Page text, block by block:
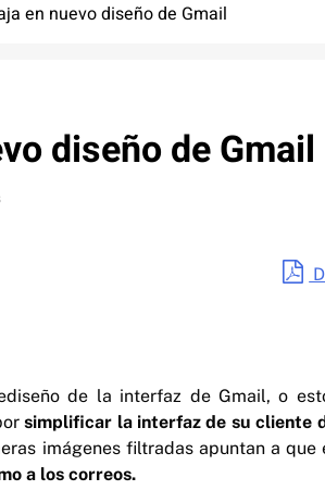
en nuevo diseño de Gmail
diseño de Gmail
de la interfaz de Gmail, o
simplificar la interfaz de su cliente
imágenes filtradas apuntan a que
a los correos.